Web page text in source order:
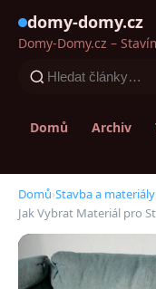
domy-domy.cz
Domy-Domy.cz –
Domů Archiv
Domů›Stavba a
Jak Vybrat Materiál pro